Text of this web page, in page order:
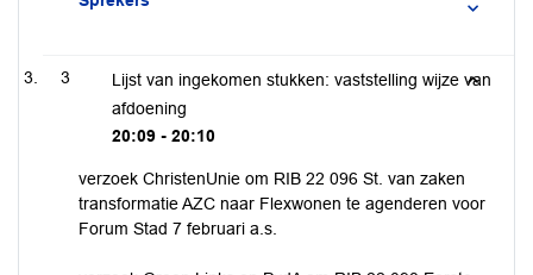
3
Lijst van ingekomen stukken: vaststelling wijze van
afdoening
20:09 - 20:10
verzoek ChristenUnie om RIB 22 096 St. van zaken
transformatie AZC naar Flexwonen te agenderen voor
Forum Stad 7 februari a.s.